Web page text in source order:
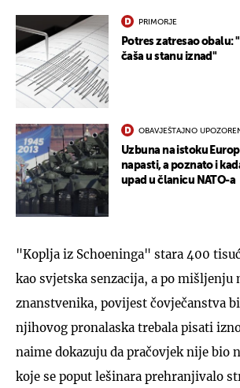
PRIMORJE
Potres zatresao obalu:
čaša u stanu iznad"
OBAVJEŠTAJNO
Uzbuna na istoku
napasti, a poznato i
upad u članicu NATO-a
"Koplja iz Schoeninga" stara 400
kao svjetska senzacija, a po mišljenju
znanstvenika, povijest čovječanstva
njihovog pronalaska trebala pisati
naime dokazuju da pračovjek nije bio
koje se poput lešinara prehranjivalo